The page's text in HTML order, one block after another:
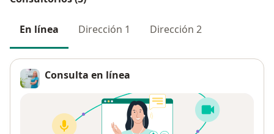
En línea Dirección 1 Dirección 2
Consulta en línea